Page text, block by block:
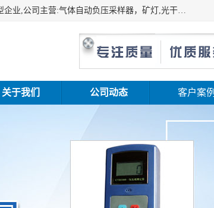
山东振达工矿设备有限公司是集科研开发、生产加工、电子商务为一体的技术型企业,公司主营:气体自动负压采样器，矿灯,光干涉甲烷测定器及其校验仪,甲烷报警仪及其校验装置,甲烷传感器校验装置,粉尘校验装置,煤尘爆炸校验装置,高压水表,三点测径规,圆型规,钢规磨耗仪,第四种检查器,内距尺,轮径尺,样板等铁路配件仪表,矿用设备等产品.
关于我们 公司动态 客户案例